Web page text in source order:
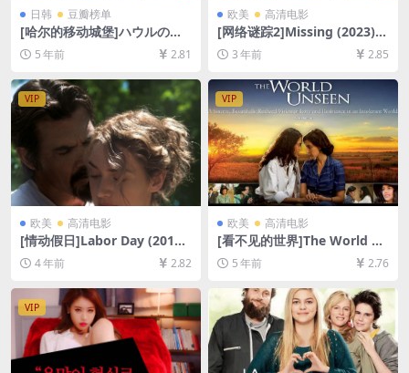
日韩 豆瓣榜单
[哈尔的移动城堡]ハウルの動
く城 (2004)[百度网盘+迅雷云
盘资源1080P超清][MP4/7.7G
B][日语中字]
5 年前 2.81
欧美 高清电影
[网络谜踪2]Missing (2023)
[百度网盘+迅雷云盘资源1080
P超清未删减][MP4/6GB][中
英字幕]
3 年前 2.85
VIP
欧美 高清电影
[情动假日]Labor Day (2013)
[百度网盘+迅雷云盘资源1080
P超清未删减][MP4/6.9GB][中
英字幕]
4 年前 2.82
VIP
欧美 高清电影
[看不见的世界]The World U
nseen (2007)[百度网盘+迅雷
云盘资源1080P超清未删减]
[MP4/3.1GB][中英字幕]
5 年前 2.76
VIP